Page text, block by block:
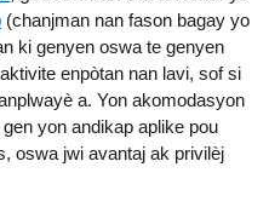
(chanjman nan fason bagay yo
ki genyen oswa te genyen
enpòtan nan lavi, sof si
a. Yon akomodasyon
yon andikap aplike pou
oswa jwi avantaj ak privilèj